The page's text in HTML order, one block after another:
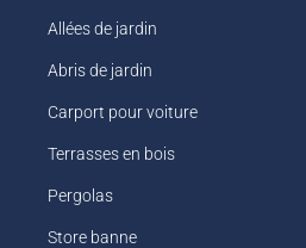
Allées de jardin
Abris de jardin
Carport pour voiture
Terrasses en bois
Pergolas
Store banne